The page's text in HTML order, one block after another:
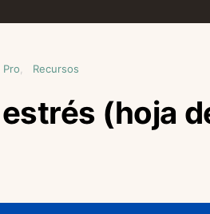
Recursos
(hoja